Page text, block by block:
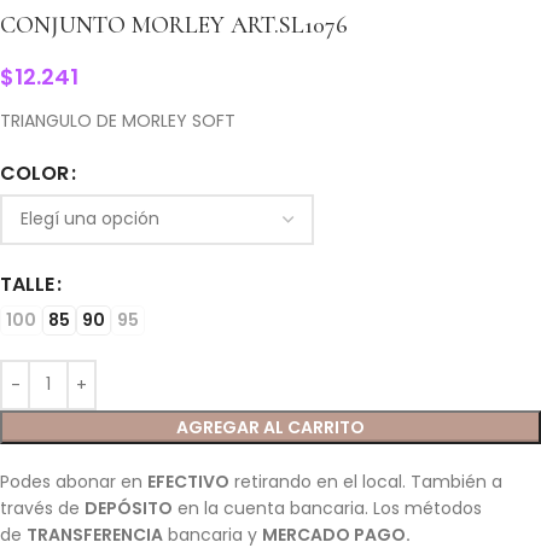
CONJUNTO MORLEY ART.SL1076
$12.241
TRIANGULO DE MORLEY SOFT
COLOR
TALLE
100 85 90 95
AGREGAR AL CARRITO
Podes abonar en EFECTIVO retirando en el local. También a
través de DEPÓSITO en la cuenta bancaria. Los métodos
de TRANSFERENCIA bancaria y MERCADO PAGO.